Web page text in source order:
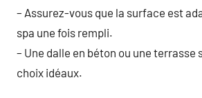
– Assurez-vous que la surface est
spa une fois rempli.
– Une dalle en béton ou une terrasse
choix idéaux.